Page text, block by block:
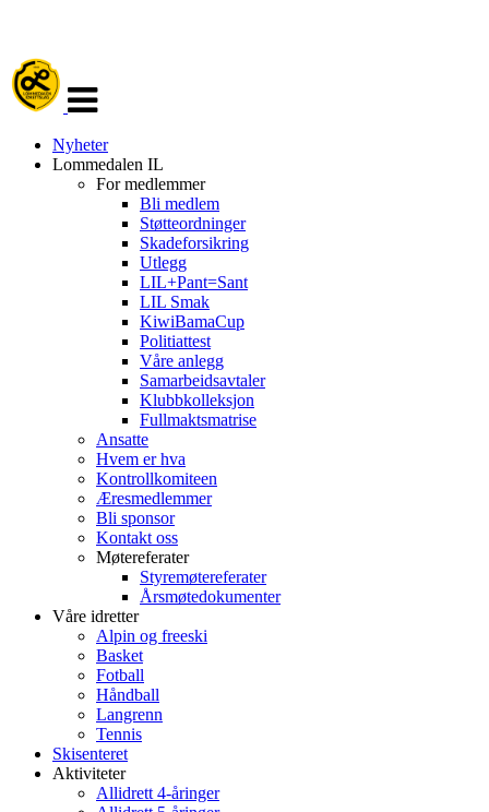
navigasjon
Nyheter
Lommedalen IL
For medlemmer
Bli medlem
Støtteordninger
Skadeforsikring
Utlegg
LIL+Pant=Sant
LIL Smak
KiwiBamaCup
Politiattest
Våre anlegg
Samarbeidsavtaler
Klubbkolleksjon
Fullmaktsmatrise
Ansatte
Hvem er hva
Kontrollkomiteen
Æresmedlemmer
Bli sponsor
Kontakt oss
Møtereferater
Styremøtereferater
Årsmøtedokumenter
Våre idretter
Alpin og freeski
Basket
Fotball
Håndball
Langrenn
Tennis
Skisenteret
Aktiviteter
Allidrett 4-åringer